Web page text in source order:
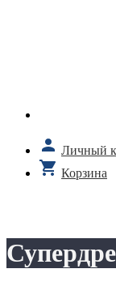
Личный
Корзина